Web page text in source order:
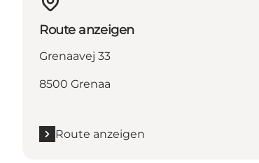
Route anzeigen
Grenaavej 33
8500 Grenaa
Route anzeigen